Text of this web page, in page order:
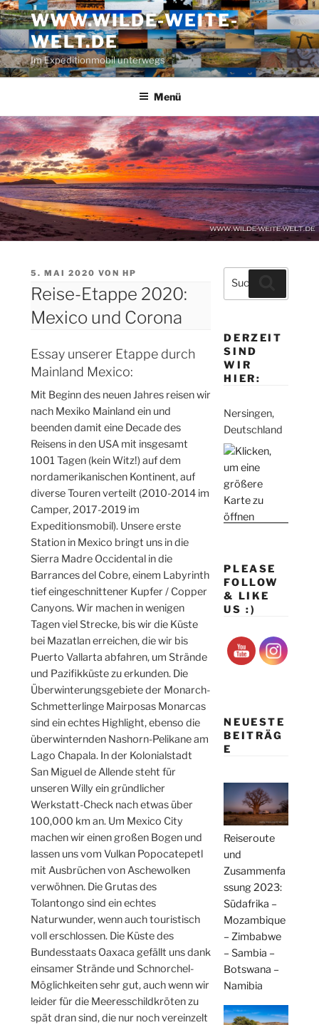
Zum
Inhalt
springen
WWW.WILDE-WEITE-
WELT.DE
Im Expeditionmobil unterwegs
Menü
VERÖFFENTLICHT
5. MAI 2020 VONHP
Reise-Etappe 2020:
Mexico und Corona
Essay unserer Etappe durch
Mainland Mexico:
Mit Beginn des neuen Jahres reisen wir
nach Mexiko Mainland ein und
beenden damit eine Decade des
Reisens in den USA mit insgesamt
1001 Tagen (kein Witz!) auf dem
nordamerikanischen Kontinent, auf
diverse Touren verteilt (2010-2014 im
Camper, 2017-2019 im
Expeditionsmobil). Unsere erste
Station in Mexico bringt uns in die
Sierra Madre Occidental in die
Barrances del Cobre, einem Labyrinth
tief eingeschnittener Kupfer / Copper
Canyons. Wir machen in wenigen
Tagen viel Strecke, bis wir die Küste
bei Mazatlan erreichen, die wir bis
Puerto Vallarta abfahren, um Strände
und Pazifikküste zu erkunden. Die
Überwinterungsgebiete der Monarch-
Schmetterlinge Mairposas Monarcas
sind ein echtes Highlight, ebenso die
überwinternden Nashorn-Pelikane am
Lago Chapala. In der Kolonialstadt
San Miguel de Allende steht für
unseren Willy ein gründlicher
Werkstatt-Check nach etwas über
100,000 km an. Um Mexico City
machen wir einen großen Bogen und
lassen uns vom Vulkan Popocatepetl
mit Ausbrüchen von Aschewolken
verwöhnen. Die Grutas des
Tolantongo sind ein echtes
Naturwunder, wenn auch touristisch
voll erschlossen. Die Küste des
Bundesstaats Oaxaca gefällt uns dank
einsamer Strände und Schnorchel-
Möglichkeiten sehr gut, auch wenn wir
leider für die Meeresschildkröten zu
spät dran sind, die nur noch vereinzelt
Suche
DERZEIT
SIND
WIR
HIER:
Nersingen,
Deutschland
PLEASE
FOLLOW
& LIKE
US :)
NEUESTE
BEITRÄG
E
Reiseroute
und
Zusammenfa
ssung 2023:
Südafrika –
Mozambique
– Zimbabwe
– Sambia –
Botswana –
Namibia